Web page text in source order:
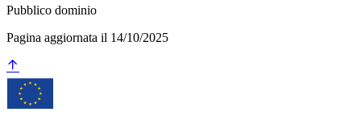
Pubblico dominio
Pagina aggiornata il 14/10/2025